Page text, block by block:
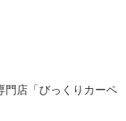
門店「びっくりカーペ